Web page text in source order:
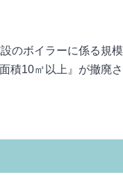
のボイラーに係る
積10㎡以上』が撤廃